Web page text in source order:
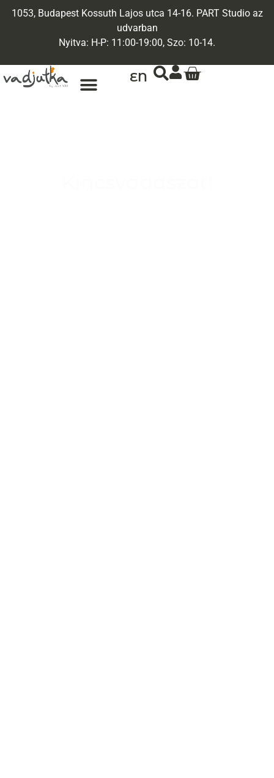
1053, Budapest Kossuth Lajos utca 14-16. PART Studio az
udvarban
Nyitva: H-P: 11:00-19:00, Szo: 10-14.
EN